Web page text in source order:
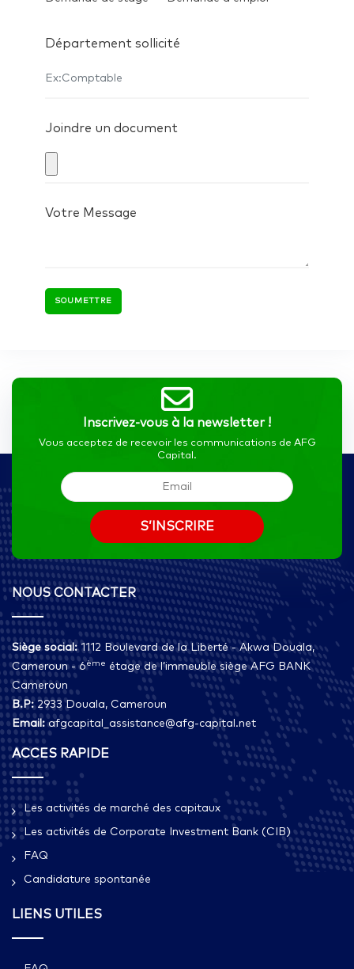
Département sollicité
Joindre un document
Votre Message
Inscrivez-vous à la newsletter !
Vous acceptez de recevoir les communications de AFG
Capital.
NOUS CONTACTER
Siège social:1112 Boulevard de la Liberté - Akwa Douala,
Cameroun - 6ème étage de l’immeuble siège AFG BANK
Cameroun
B.P:2933 Douala, Cameroun
Email: afgcapital_assistance@afg-capital.net
ACCES RAPIDE
Les activités de marché des capitaux
Les activités de Corporate Investment Bank (CIB)
FAQ
Candidature spontanée
LIENS UTILES